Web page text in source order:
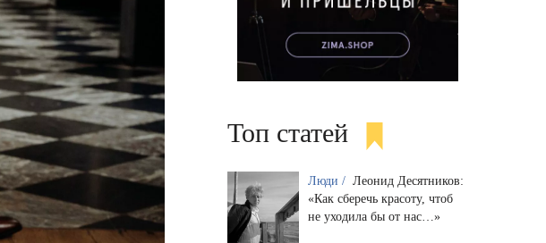
Топ статей
Люди / Леонид Десятников:
«Как сберечь красоту, чтоб
не уходила бы от нас…»